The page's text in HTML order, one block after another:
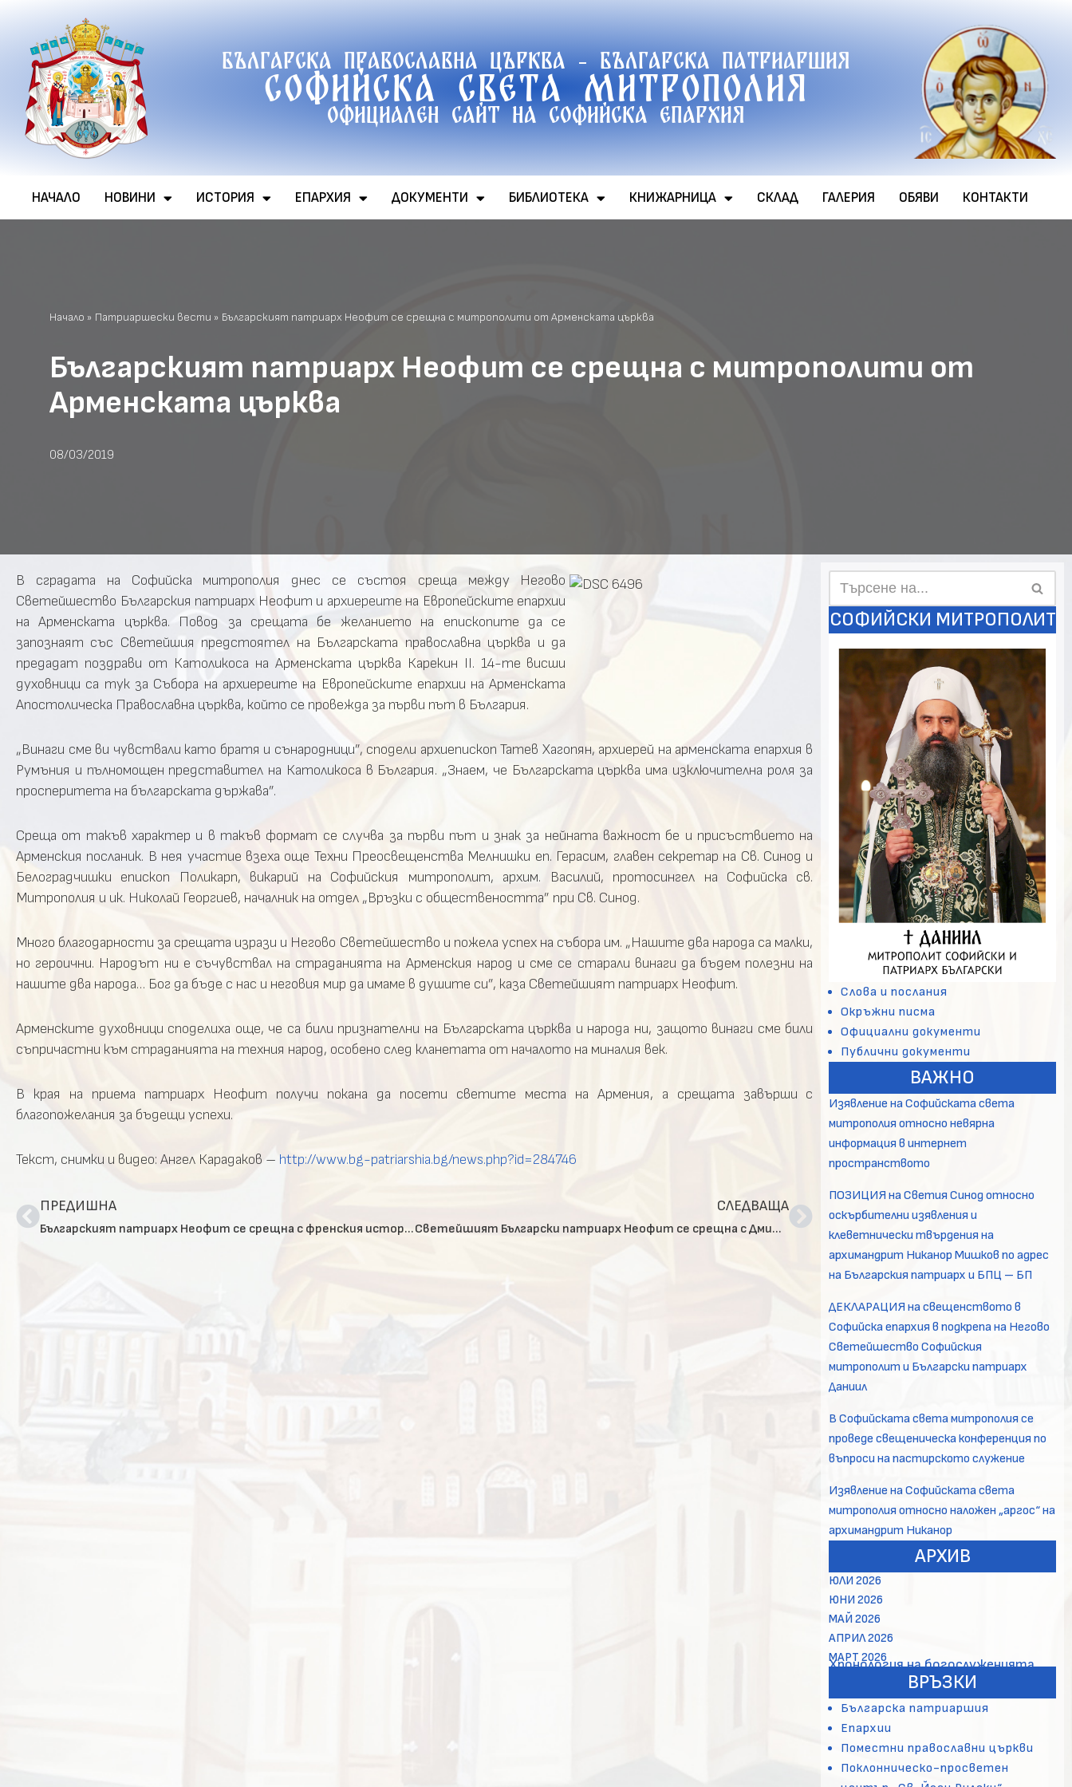
Продължете
към
съдържанието
Българска православна църква - Българска патриаршия
Софийска света митрополия
Официален сайт на софийска епархия
НАЧАЛО НОВИНИ ИСТОРИЯ ЕПАРХИЯ ДОКУМЕНТИ БИБЛИОТЕКА КНИЖАРНИЦА СКЛАД ГАЛЕРИЯ ОБЯВИ КОНТАКТИ
Начало » Патриаршески вести » Българският патриарх Неофит се срещна с митрополити от Арменската църква
Българският патриарх Неофит се срещна с митрополити от
Арменската църква
08/03/2019
В сградата на Софийска митрополия днес се състоя среща между Негово
Светейшество Българския патриарх Неофит и архиереите на Европейските епархии
на Арменската църква. Повод за срещата бе желанието на епископите да се
запознаят със Светейшия предстоятел на Българската православна църква и да
предадат поздрави от Католикоса на Арменската църква Карекин II. 14-те висши
духовници са тук за Събора на архиереите на Европейските епархии на Арменската
Апостолическа Православна църква, който се провежда за първи път в България.
„Винаги сме ви чувствали като братя и сънародници”, сподели архиепископ Татев Хагопян, архиерей на арменската епархия в
Румъния и пълномощен представител на Католикоса в България. „Знаем, че Българската църква има изключителна роля за
просперитета на българската държава”.
Среща от такъв характер и в такъв формат се случва за първи път и знак за нейната важност бе и присъствието на
Арменския посланик. В нея участие взеха още Техни Преосвещенства Мелнишки еп. Герасим, главен секретар на Св. Синод и
Белоградчишки епископ Поликарп, викарий на Софийския митрополит, архим. Василий, протосингел на Софийска св.
Митрополия и ик. Николай Георгиев, началник на отдел „Връзки с обществеността” при Св. Синод.
Много благодарности за срещата изрази и Негово Светейшество и пожела успех на събора им. „Нашите два народа са малки,
но героични. Народът ни е съчувствал на страданията на Арменския народ и сме се старали винаги да бъдем полезни на
нашите два народа… Бог да бъде с нас и неговия мир да имаме в душите си”, каза Светейшият патриарх Неофит.
Арменските духовници споделиха още, че са били признателни на Българската църква и народа ни, защото винаги сме били
съпричастни към страданията на техния народ, особено след кланетата от началото на миналия век.
В края на приема патриарх Неофит получи покана да посети светите места на Армения, а срещата завърши с
благопожелания за бъдещи успехи.
Текст, снимки и видео: Ангел Карадаков – http://www.bg-patriarshia.bg/news.php?id=284746
ПРЕДИШНА
Българският патриарх Неофит се срещна с френския историк Елен Карер д’Анкос и посланика на Франция Ерик Льобедел
СЛЕДВАЩА
Светейшият Български патриарх Неофит се срещна с Дмитрий Медведев
СОФИЙСКИ МИТРОПОЛИТ
Слова и послания
Окръжни писма
Официални документи
Публични документи
ВАЖНО
Изявление на Софийската света
митрополия относно невярна
информация в интернет
пространството
ПОЗИЦИЯ на Светия Синод относно
оскърбителни изявления и
клеветнически твърдения на
архимандрит Никанор Мишков по адрес
на Българския патриарх и БПЦ – БП
ДЕКЛАРАЦИЯ на свещенството в
Софийска епархия в подкрепа на Негово
Светейшество Софийския
митрополит и Български патриарх
Даниил
В Софийската света митрополия се
проведе свещеническа конференция по
въпроси на пастирското служение
Изявление на Софийската света
митрополия относно наложен „аргос“ на
архимандрит Никанор
АРХИВ
ЮЛИ 2026
ЮНИ 2026
МАЙ 2026
АПРИЛ 2026
МАРТ 2026
Хронология на богослуженията
ВРЪЗКИ
Българска патриаршия
Епархии
Поместни православни църкви
Поклонническо-просветен